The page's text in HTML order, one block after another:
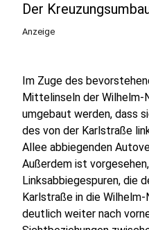
Der
Anzeige
Im Zuge des
Mittelinseln der Wilhelm-
umgebaut werden, dass
des von der Karlstraße
Allee abbiegenden
Außerdem ist
Linksabbiegespuren, die
Karlstraße in die
deutlich weiter nach